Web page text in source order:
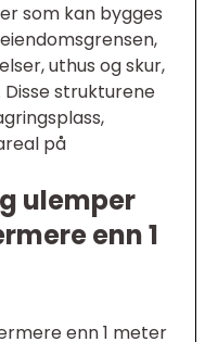
som kan bygges
uthus og skur,
strukturene
på
ulemper
enn 1
enn 1 meter